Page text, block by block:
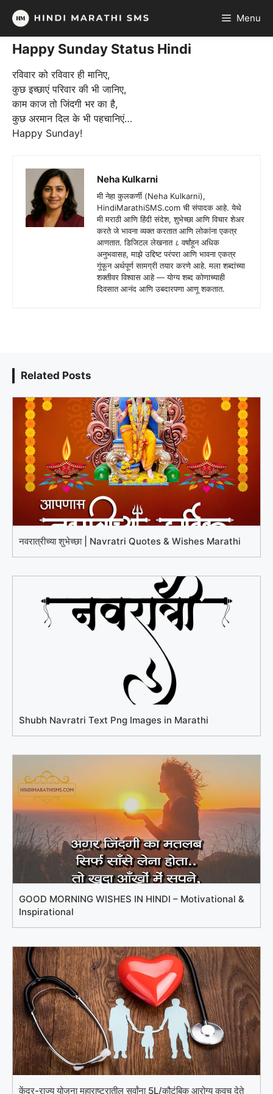
Skip
content
Menu
Happy Sunday Status Hindi
रविवार को रविवार ही मानिए,
कुछ इच्छाएं परिवार की भी जानिए,
काम काज तो जिंदगी भर का है,
कुछ अरमान दिल के भी पहचानिएं…
Happy Sunday!
Neha Kulkarni
मी नेहा कुलकर्णी (Neha Kulkarni),
HindiMarathiSMS.com ची संपादक आहे. येथे
मी मराठी आणि हिंदी संदेश, शुभेच्छा आणि विचार शेअर
करते जे भावना व्यक्त करतात आणि लोकांना एकत्र
आणतात. डिजिटल लेखनात ८ वर्षांहून अधिक
अनुभवासह, माझे उद्दिष्ट परंपरा आणि भावना एकत्र
गुंफून अर्थपूर्ण सामग्री तयार करणे आहे. मला शब्दांच्या
शक्तीवर विश्वास आहे — योग्य शब्द कोणाच्याही
दिवसात आनंद आणि उबदारपणा आणू शकतात.
Related Posts
नवरात्रीच्या शुभेच्छा | Navratri Quotes & Wishes Marathi
Shubh Navratri Text Png Images in Marathi
GOOD MORNING WISHES IN HINDI – Motivational &
Inspirational
केंद्र-राज्य योजना महाराष्ट्रातील सर्वांना 5L/कौटुंबिक आरोग्य कवच देते